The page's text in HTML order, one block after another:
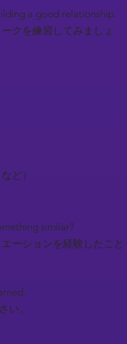
a good relationship.
クを練習してみましょ
ど）
similar?
ーションを経験したこと
い。